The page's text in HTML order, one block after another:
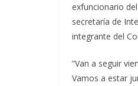
exfuncionario
secretaría de
integrante del
“Van a seguir
Vamos a estar